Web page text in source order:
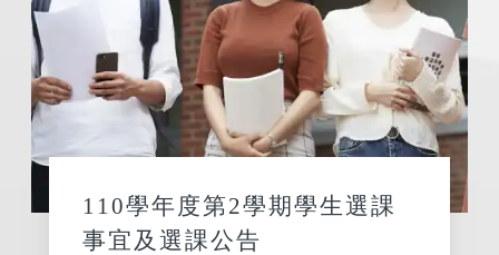
110學年度第2學期學生選課
事宜及選課公告